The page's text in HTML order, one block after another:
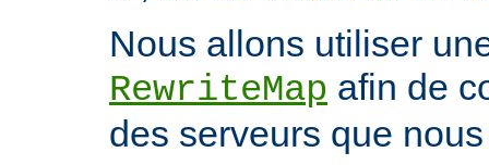
Nous allons utiliser
RewriteMap afin de
des serveurs que